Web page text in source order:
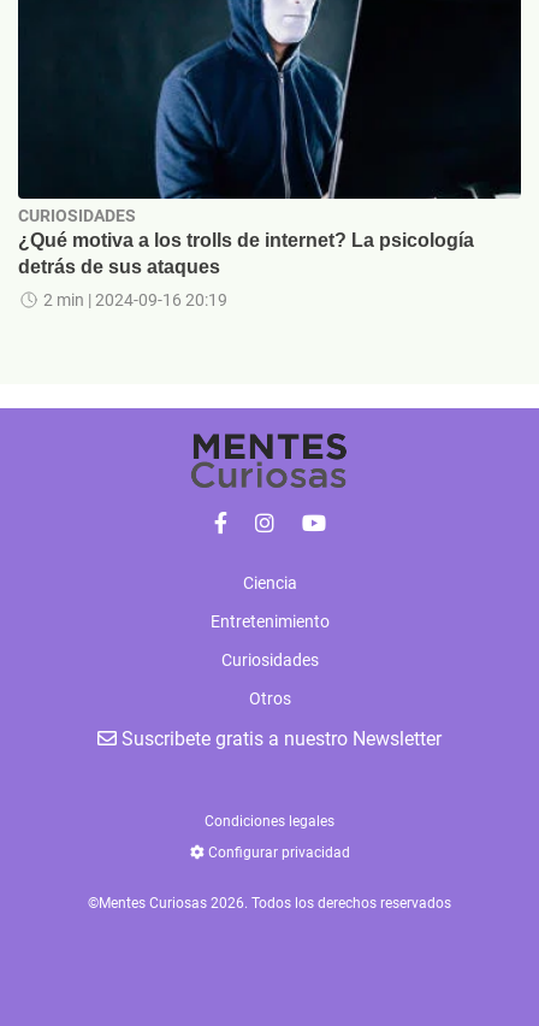
CURIOSIDADES
¿Qué motiva a los trolls de internet? La psicología
detrás de sus ataques
2 min | 2024-09-16 20:19
Ciencia
Entretenimiento
Curiosidades
Otros
Suscribete gratis a nuestro Newsletter
Condiciones legales
Configurar privacidad
©Mentes Curiosas 2026. Todos los derechos reservados